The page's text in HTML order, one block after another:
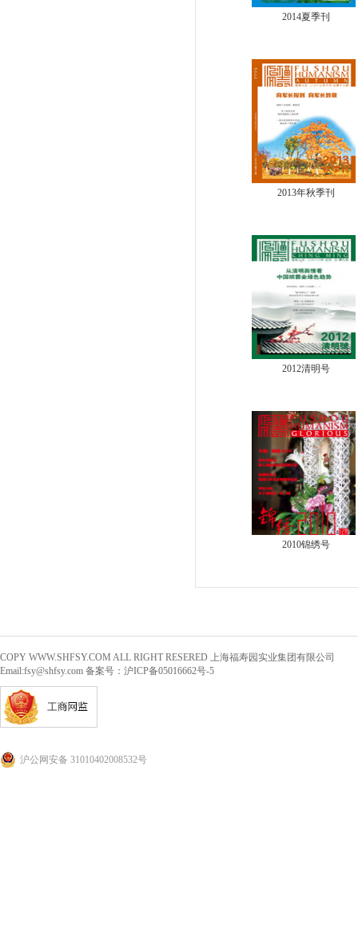
2014夏季刊
2013年秋季刊
2012清明号
2010锦绣号
COPY WWW.SHFSY.COM ALL RIGHT RESERED 上海福寿园实业集团有限公司
Email:fsy@shfsy.com 备案号：沪ICP备05016662号-5
沪公网安备 31010402008532号